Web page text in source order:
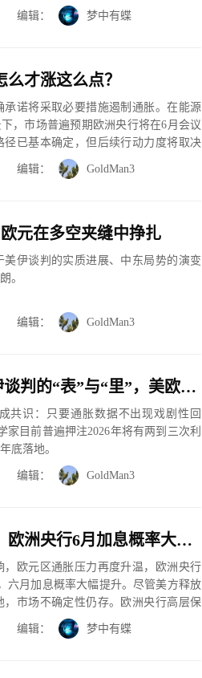
编辑： 梦中有蝶
才涨这么点？
诺将采取必要措施遏制通胀。在能源
，市场普遍预期欧洲央行将在6月会议
径已基本确定，但后续行动力度将取决
编辑： GoldMan3
元在多空夹缝中挣扎
伊谈判的实质进展、中东局势的演变
。
编辑： GoldMan3
1.1640关口拉锯战：美伊谈判的“表”与“里”，美欧央行政策“分道扬镳”，欧元反弹能走多远？
共识：只要通胀数据不出现戏剧性回
目前普遍押注2026年将有两到三次利
底落地。
编辑： GoldMan3
地缘冲突推升物价压力，欧洲央行6月加息概率大幅走高
欧元区通胀压力再度升温，欧洲央行
六月加息概率大幅提升。尽管美方释放
市场不确定性仍存。欧洲央行高层保
编辑： 梦中有蝶